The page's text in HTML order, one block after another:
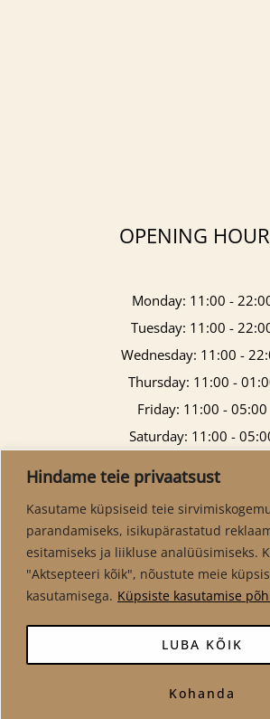
Hindame teie privaatsust
Kasutame küpsiseid teie
parandamiseks, isikupärastatud
esitamiseks ja liikluse analüüsimiseks.
"Aktsepteeri kõik", nõustute meie
kasutamisega. Küpsiste kasutamise
Kohanda
LUBA KÕIK
OPENING
Monday: 11:00 -
Tuesday: 11:00 -
Wednesday: 11:00 -
Thursday: 11:00 -
Friday: 11:00 - 05:00
Saturday: 11:00 -